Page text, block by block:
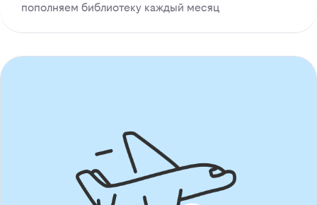
пополняем библиотеку каждый месяц